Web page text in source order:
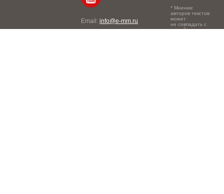
Email: info@e-mm.ru
* Мнение
авторов текстов
может
не совпадать с
точкой зрения